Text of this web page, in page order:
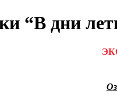
“В дни